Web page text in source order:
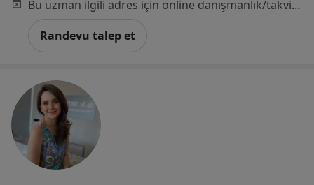
Bu uzman ilgili adres için online danışmanlık/takvim sunmuyor.
Randevu talep et